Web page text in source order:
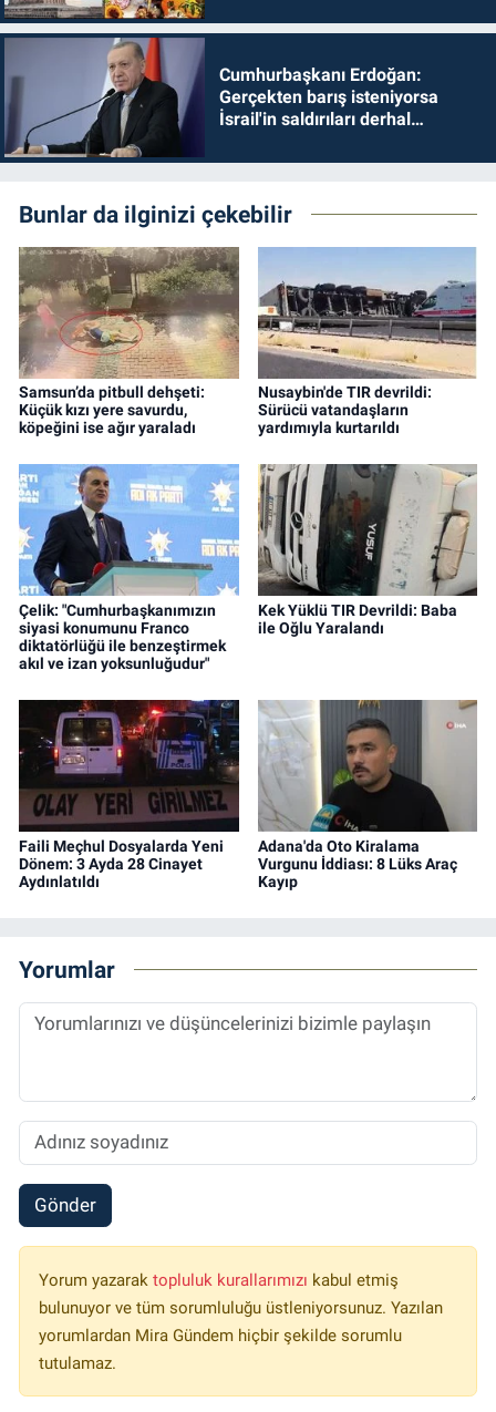
Cumhurbaşkanı Erdoğan:
Gerçekten barış isteniyorsa
İsrail'in saldırıları derhal
Bunlar da ilginizi çekebilir
Samsun’da pitbull dehşeti:
Küçük kızı yere savurdu,
köpeğini ise ağır yaraladı
Nusaybin'de TIR devrildi:
Sürücü vatandaşların
yardımıyla kurtarıldı
Çelik: "Cumhurbaşkanımızın
siyasi konumunu Franco
diktatörlüğü ile benzeştirmek
akıl ve izan yoksunluğudur"
Kek Yüklü TIR Devrildi: Baba
ile Oğlu Yaralandı
Faili Meçhul Dosyalarda Yeni
Dönem: 3 Ayda 28 Cinayet
Aydınlatıldı
Adana'da Oto Kiralama
Vurgunu İddiası: 8 Lüks Araç
Kayıp
Yorumlar
Gönder
Yorum yazarak topluluk kurallarımızı kabul etmiş
bulunuyor ve tüm sorumluluğu üstleniyorsunuz. Yazılan
yorumlardan Mira Gündem hiçbir şekilde sorumlu
tutulamaz.